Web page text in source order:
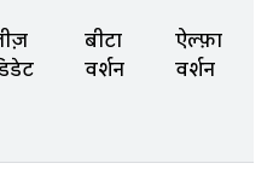
बीटा
वर्शन
ऐल्फ़ा
वर्शन